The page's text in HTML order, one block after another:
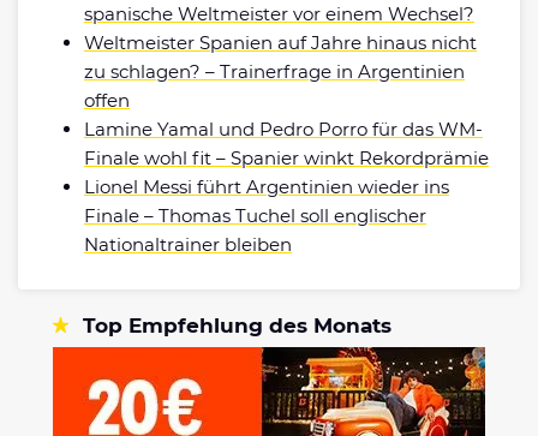
spanische Weltmeister vor einem Wechsel?
Weltmeister Spanien auf Jahre hinaus nicht
zu schlagen? – Trainerfrage in Argentinien
offen
Lamine Yamal und Pedro Porro für das WM-
Finale wohl fit – Spanier winkt Rekordprämie
Lionel Messi führt Argentinien wieder ins
Finale – Thomas Tuchel soll englischer
Nationaltrainer bleiben
Top Empfehlung des Monats